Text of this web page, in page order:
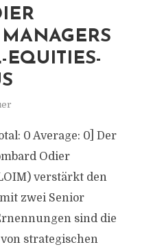
EQUITIES-
0 Average: 0] Der
Odier
verstärkt den
zwei Senior
sind die
strategischen